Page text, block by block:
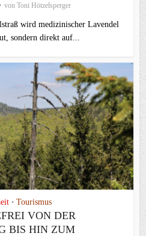
von Toni Hötzelsperger
wird medizinischer Lavendel
sondern direkt auf...
• Tourismus
VON DER
BIS HIN ZUM